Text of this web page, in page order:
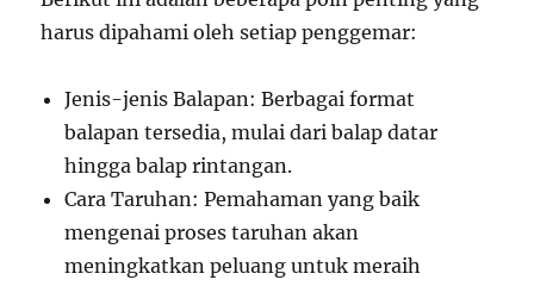
harus dipahami oleh setiap penggemar:
Jenis-jenis Balapan: Berbagai format
balapan tersedia, mulai dari balap datar
hingga balap rintangan.
Cara Taruhan: Pemahaman yang baik
mengenai proses taruhan akan
meningkatkan peluang untuk meraih